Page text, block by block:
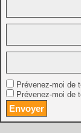
Prévenez-moi de
Prévenez-moi de